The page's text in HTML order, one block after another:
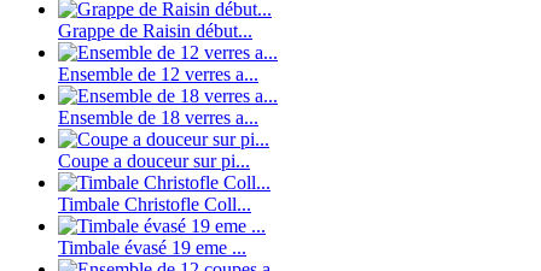
Grappe de Raisin début...
Ensemble de 12 verres a...
Ensemble de 18 verres a...
Coupe a douceur sur pi...
Timbale Christofle Coll...
Timbale évasé 19 eme ...